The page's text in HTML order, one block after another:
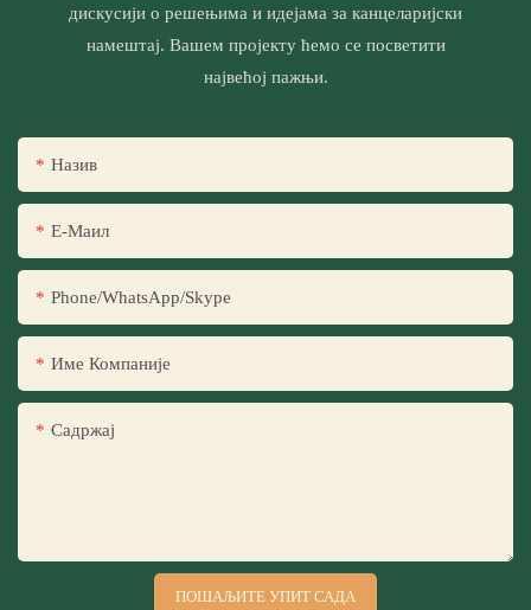
дискусији о решењима и идејама за канцеларијски
намештај. Вашем пројекту ћемо се посветити
највећој пажњи.
Назив
Е-Маил
Phone/WhatsApp/Skype
Име Компаније
Садржај
ПОШАЉИТЕ УПИТ САДА